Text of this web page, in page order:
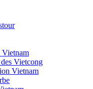
Vietcong
Vietnam